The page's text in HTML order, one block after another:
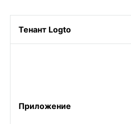
Тенант Logto
Приложение